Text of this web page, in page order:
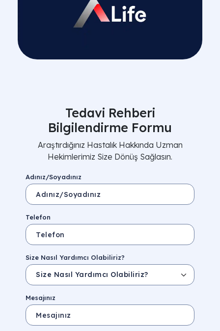
Tedavi Rehberi
Bilgilendirme Formu
Araştırdığınız Hastalık Hakkında Uzman
Hekimlerimiz Size Dönüş Sağlasın.
Adınız/Soyadınız
Telefon
Size Nasıl Yardımcı Olabiliriz?
Mesajınız